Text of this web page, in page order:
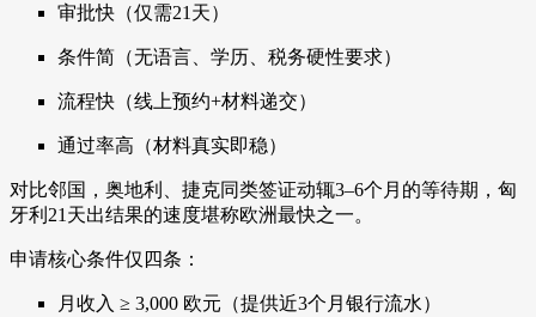
审批快（仅需21天）
条件简（无语言、学历、税务硬性要求）
流程快（线上预约+材料递交）
通过率高（材料真实即稳）
对比邻国，奥地利、捷克同类签证动辄3–6个月的等待期，匈
牙利21天出结果的速度堪称欧洲最快之一。
申请核心条件仅四条：
月收入 ≥ 3,000 欧元（提供近3个月银行流水）